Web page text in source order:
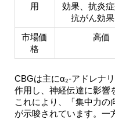
用
効果、抗炎症
抗がん効
市場価
格
高価
CBGは主にα₂-アドレナ
作用し、神経伝達に影響
これにより、「集中力の
が示唆されています。一